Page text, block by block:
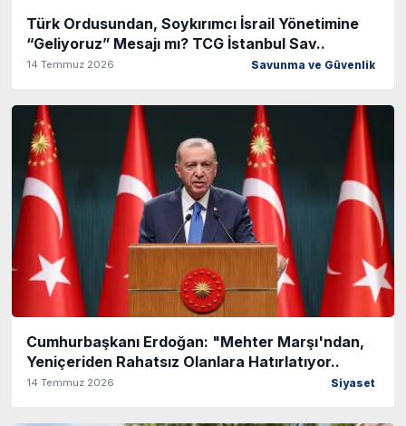
Türk Ordusundan, Soykırımcı İsrail Yönetimine
“Geliyoruz” Mesajı mı? TCG İstanbul Sav..
14 Temmuz 2026 Savunma ve Güvenlik
Cumhurbaşkanı Erdoğan: "Mehter Marşı'ndan,
Yeniçeriden Rahatsız Olanlara Hatırlatıyor..
14 Temmuz 2026 Siyaset